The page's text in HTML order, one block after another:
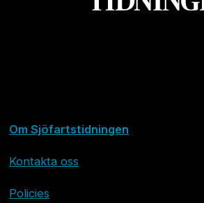
Om Sjöfartstidningen
Kontakta oss
Policies